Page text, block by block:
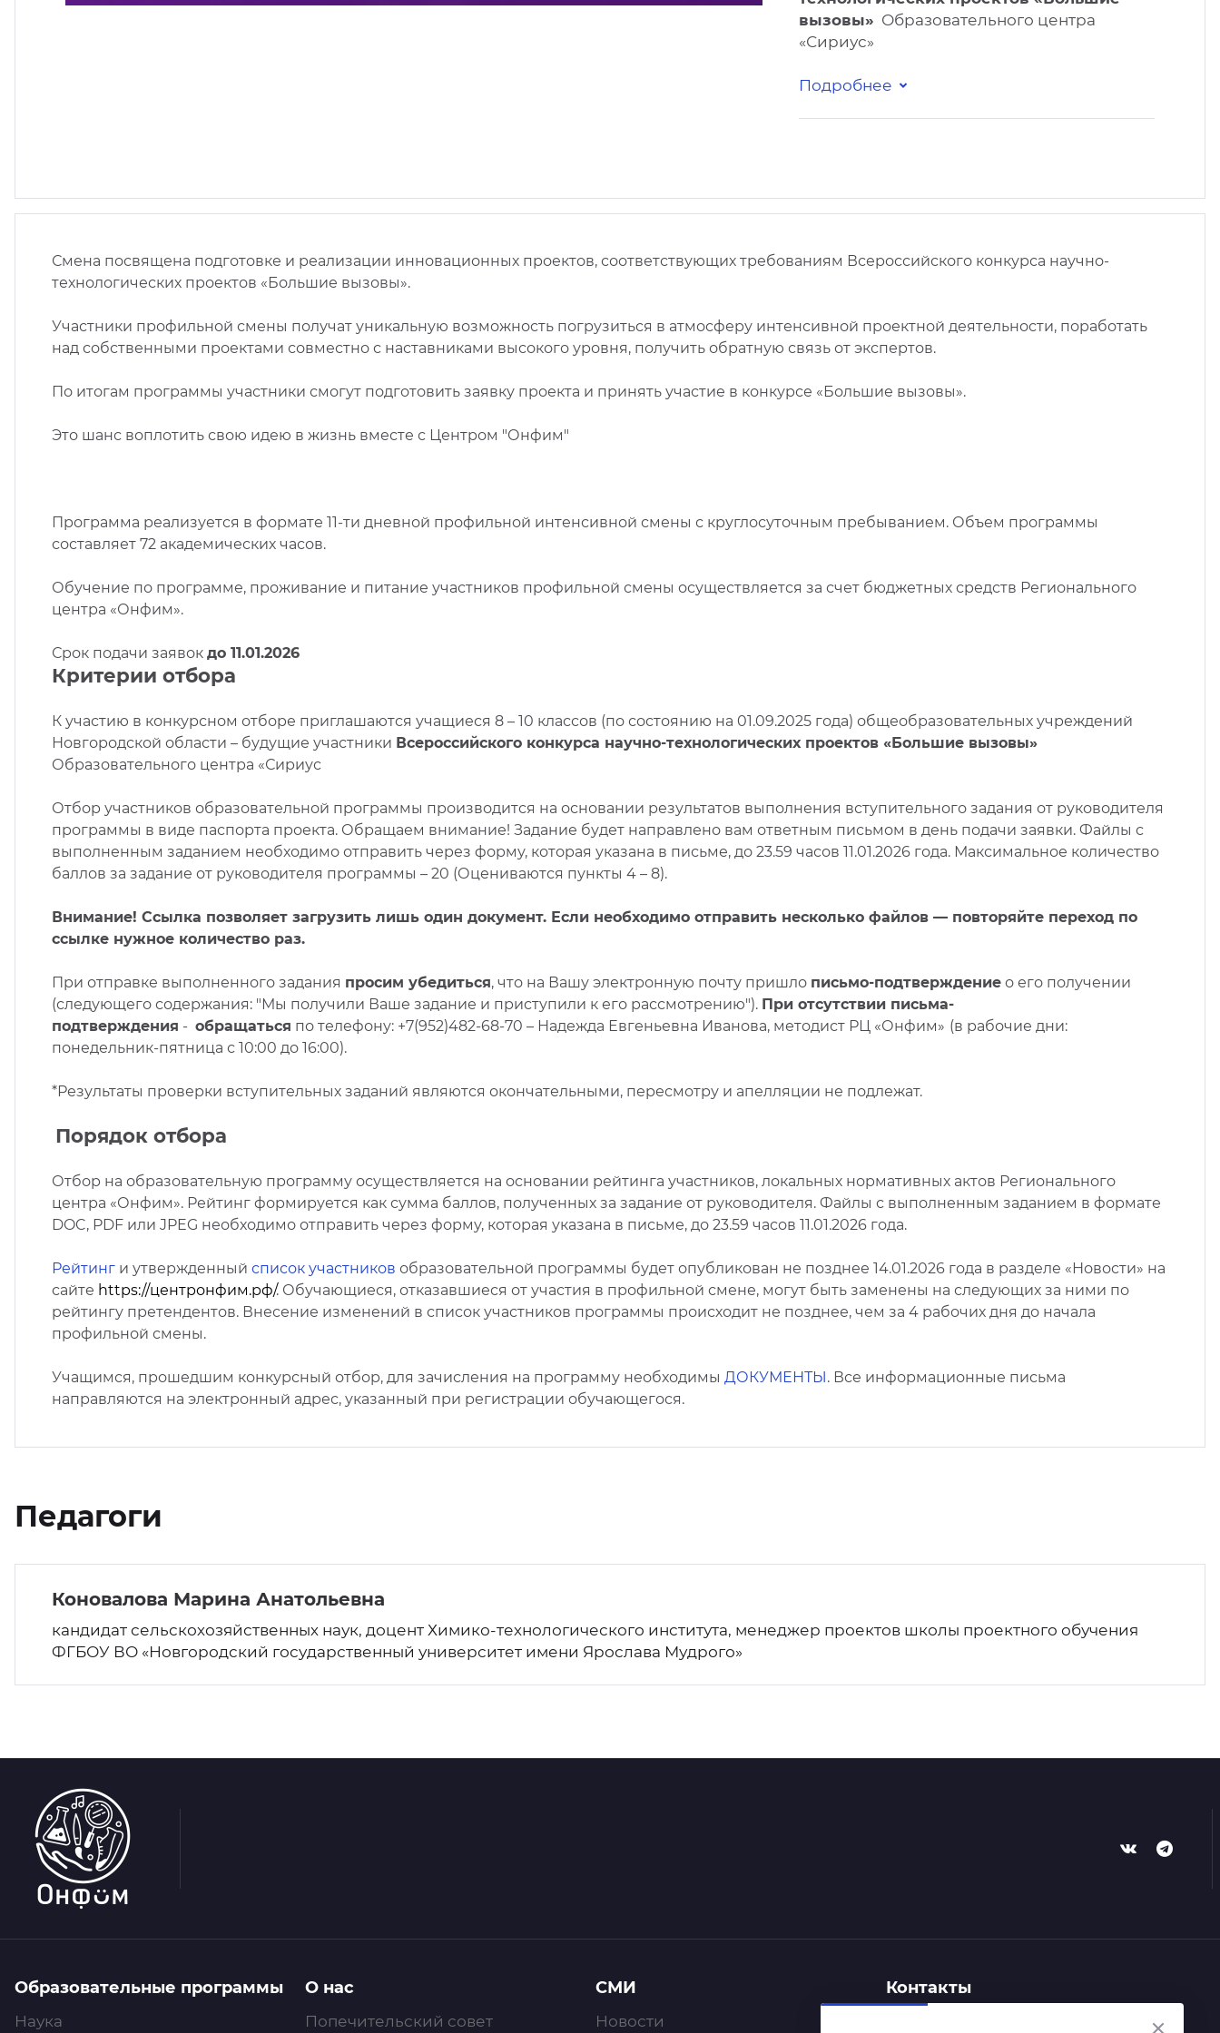
вызовы» Образовательного центра
«Сириус»
Подробнее
Смена посвящена подготовке и реализации инновационных проектов, соответствующих требованиям Всероссийского конкурса научно-
технологических проектов «Большие вызовы».
Участники профильной смены получат уникальную возможность погрузиться в атмосферу интенсивной проектной деятельности, поработать
над собственными проектами совместно с наставниками высокого уровня, получить обратную связь от экспертов.
По итогам программы участники смогут подготовить заявку проекта и принять участие в конкурсе «Большие вызовы».
Это шанс воплотить свою идею в жизнь вместе с Центром "Онфим"
Программа реализуется в формате 11-ти дневной профильной интенсивной смены с круглосуточным пребыванием. Объем программы
составляет 72 академических часов.
Обучение по программе, проживание и питание участников профильной смены осуществляется за счет бюджетных средств Регионального
центра «Онфим».
Срок подачи заявок до 11.01.2026
Критерии отбора
К участию в конкурсном отборе приглашаются учащиеся 8 – 10 классов (по состоянию на 01.09.2025 года) общеобразовательных учреждений
Новгородской области – будущие участники Всероссийского конкурса научно-технологических проектов «Большие вызовы»
Образовательного центра «Сириус
Отбор участников образовательной программы производится на основании результатов выполнения вступительного задания от руководителя
программы в виде паспорта проекта. Обращаем внимание! Задание будет направлено вам ответным письмом в день подачи заявки. Файлы с
выполненным заданием необходимо отправить через форму, которая указана в письме, до 23.59 часов 11.01.2026 года. Максимальное количество
баллов за задание от руководителя программы – 20 (Оцениваются пункты 4 – 8).
Внимание! Ссылка позволяет загрузить лишь один документ. Если необходимо отправить несколько файлов — повторяйте переход по
ссылке нужное количество раз.
При отправке выполненного задания просим убедиться, что на Вашу электронную почту пришло письмо-подтверждение о его получении
(следующего содержания: "Мы получили Ваше задание и приступили к его рассмотрению"). При отсутствии письма-
подтверждения - обращаться по телефону: +7(952)482-68-70 – Надежда Евгеньевна Иванова, методист РЦ «Онфим» (в рабочие дни:
понедельник-пятница с 10:00 до 16:00).
*Результаты проверки вступительных заданий являются окончательными, пересмотру и апелляции не подлежат.
Порядок отбора
Отбор на образовательную программу осуществляется на основании рейтинга участников, локальных нормативных актов Регионального
центра «Онфим». Рейтинг формируется как сумма баллов, полученных за задание от руководителя. Файлы с выполненным заданием в формате
DOC, PDF или JPEG необходимо отправить через форму, которая указана в письме, до 23.59 часов 11.01.2026 года.
Рейтинг и утвержденный список участников образовательной программы будет опубликован не позднее 14.01.2026 года в разделе «Новости» на
сайте https://центронфим.рф/. Обучающиеся, отказавшиеся от участия в профильной смене, могут быть заменены на следующих за ними по
рейтингу претендентов. Внесение изменений в список участников программы происходит не позднее, чем за 4 рабочих дня до начала
профильной смены.
Учащимся, прошедшим конкурсный отбор, для зачисления на программу необходимы ДОКУМЕНТЫ. Все информационные письма
направляются на электронный адрес, указанный при регистрации обучающегося.
Педагоги
Коновалова Марина Анатольевна
кандидат сельскохозяйственных наук, доцент Химико-технологического института, менеджер проектов школы проектного обучения
ФГБОУ ВО «Новгородский государственный университет имени Ярослава Мудрого»
Образовательные программы
Наука
О нас
Попечительский совет
СМИ
Новости
Контакты